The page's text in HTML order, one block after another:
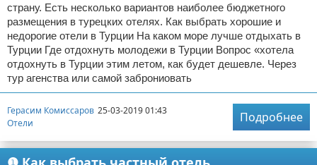
страну. Есть несколько вариантов наиболее бюджетного
размещения в турецких отелях. Как выбрать хорошие и
недорогие отели в Турции На каком море лучше отдыхать в
Турции Где отдохнуть молодежи в Турции Вопрос «хотела
отдохнуть в Турции этим летом, как будет дешевле. Через
тур агенства или самой заброниовать
Герасим Комиссаров 25-03-2019 01:43
Отели
Подробнее